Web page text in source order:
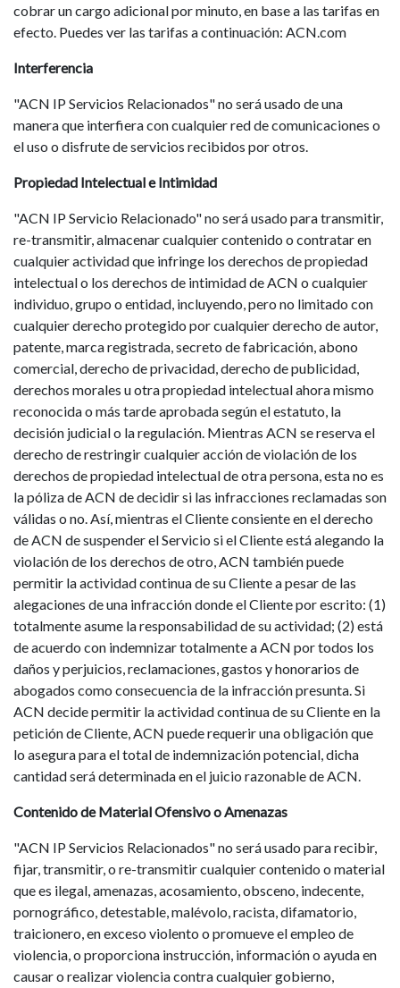
cobrar un cargo adicional por minuto, en base a las tarifas en
efecto. Puedes ver las tarifas a continuación: ACN.com
Interferencia
"ACN IP Servicios Relacionados" no será usado de una
manera que interfiera con cualquier red de comunicaciones o
el uso o disfrute de servicios recibidos por otros.
Propiedad Intelectual e Intimidad
"ACN IP Servicio Relacionado" no será usado para transmitir,
re-transmitir, almacenar cualquier contenido o contratar en
cualquier actividad que infringe los derechos de propiedad
intelectual o los derechos de intimidad de ACN o cualquier
individuo, grupo o entidad, incluyendo, pero no limitado con
cualquier derecho protegido por cualquier derecho de autor,
patente, marca registrada, secreto de fabricación, abono
comercial, derecho de privacidad, derecho de publicidad,
derechos morales u otra propiedad intelectual ahora mismo
reconocida o más tarde aprobada según el estatuto, la
decisión judicial o la regulación. Mientras ACN se reserva el
derecho de restringir cualquier acción de violación de los
derechos de propiedad intelectual de otra persona, esta no es
la póliza de ACN de decidir si las infracciones reclamadas son
válidas o no. Así, mientras el Cliente consiente en el derecho
de ACN de suspender el Servicio si el Cliente está alegando la
violación de los derechos de otro, ACN también puede
permitir la actividad continua de su Cliente a pesar de las
alegaciones de una infracción donde el Cliente por escrito: (1)
totalmente asume la responsabilidad de su actividad; (2) está
de acuerdo con indemnizar totalmente a ACN por todos los
daños y perjuicios, reclamaciones, gastos y honorarios de
abogados como consecuencia de la infracción presunta. Si
ACN decide permitir la actividad continua de su Cliente en la
petición de Cliente, ACN puede requerir una obligación que
lo asegura para el total de indemnización potencial, dicha
cantidad será determinada en el juicio razonable de ACN.
Contenido de Material Ofensivo o Amenazas
"ACN IP Servicios Relacionados" no será usado para recibir,
fijar, transmitir, o re-transmitir cualquier contenido o material
que es ilegal, amenazas, acosamiento, obsceno, indecente,
pornográfico, detestable, malévolo, racista, difamatorio,
traicionero, en exceso violento o promueve el empleo de
violencia, o proporciona instrucción, información o ayuda en
causar o realizar violencia contra cualquier gobierno,